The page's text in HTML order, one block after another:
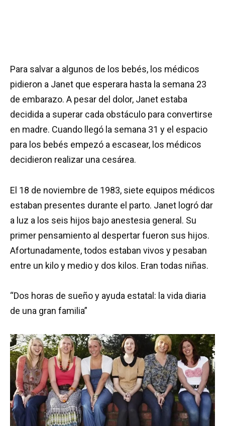
Para salvar a algunos de los bebés, los médicos
pidieron a Janet que esperara hasta la semana 23
de embarazo. A pesar del dolor, Janet estaba
decidida a superar cada obstáculo para convertirse
en madre. Cuando llegó la semana 31 y el espacio
para los bebés empezó a escasear, los médicos
decidieron realizar una cesárea.
El 18 de noviembre de 1983, siete equipos médicos
estaban presentes durante el parto. Janet logró dar
a luz a los seis hijos bajo anestesia general. Su
primer pensamiento al despertar fueron sus hijos.
Afortunadamente, todos estaban vivos y pesaban
entre un kilo y medio y dos kilos. Eran todas niñas.
“Dos horas de sueño y ayuda estatal: la vida diaria
de una gran familia”